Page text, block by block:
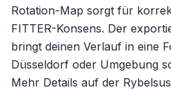
Rotation-Map sorgt für
FITTER-Konsens. Der
bringt deinen Verlauf in eine
Düsseldorf oder Umgebung
Mehr Details auf der